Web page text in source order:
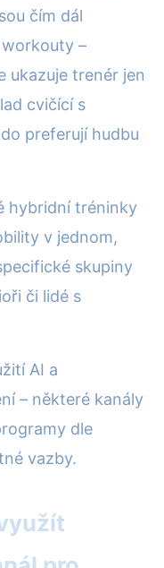
čím dál
workouty –
ukazuje trenér jen
cvičící s
preferují hudbu
hybridní tréninky
v jednom,
skupiny
či lidé s
AI a
– některé kanály
dle
vazby.